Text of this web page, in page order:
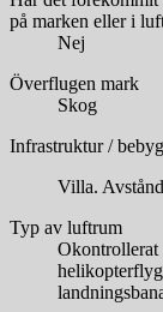
på marken eller i
Nej
Överflugen mark
Skog
Infrastruktur /
Villa.
Typ av luftrum
Okontrollerat